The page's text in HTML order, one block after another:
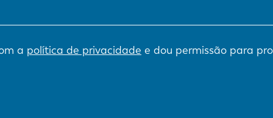
a política de privacidade e dou permissão para